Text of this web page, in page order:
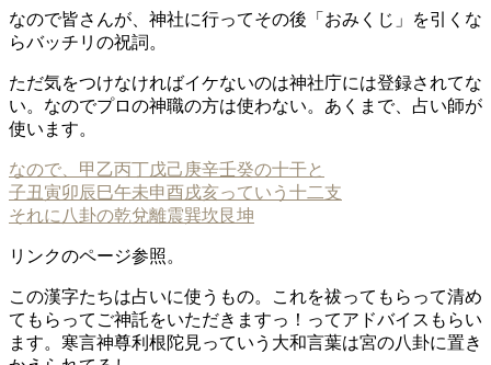
なので皆さんが、神社に行ってその後「おみくじ」を引くな
らバッチリの祝詞。
ただ気をつけなければイケないのは神社庁には登録されてな
い。なのでプロの神職の方は使わない。あくまで、占い師が
使います。
なので、甲乙丙丁戊己庚辛壬癸の十干と
子丑寅卯辰巳午未申酉戌亥っていう十二支
それに八卦の乾兌離震巽坎艮坤
リンクのページ参照。
この漢字たちは占いに使うもの。これを祓ってもらって清め
てもらってご神託をいただきますっ！ってアドバイスもらい
ます。寒言神尊利根陀見っていう大和言葉は宮の八卦に置き